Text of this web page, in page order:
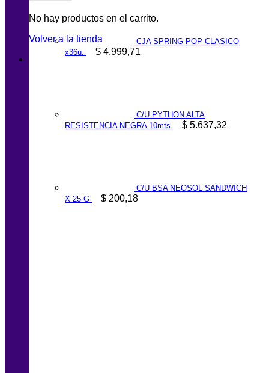
No hay productos en el carrito.
Volver a la tienda
CJA SPRING POP CLASICO
x36u.
$ 4.999,71
C/U PYTHON ALTA
RESISTENCIA NEGRA 10mts
$ 5.637,32
C/U BSA NEOSOL SANDWICH
X 25 G
$ 200,18